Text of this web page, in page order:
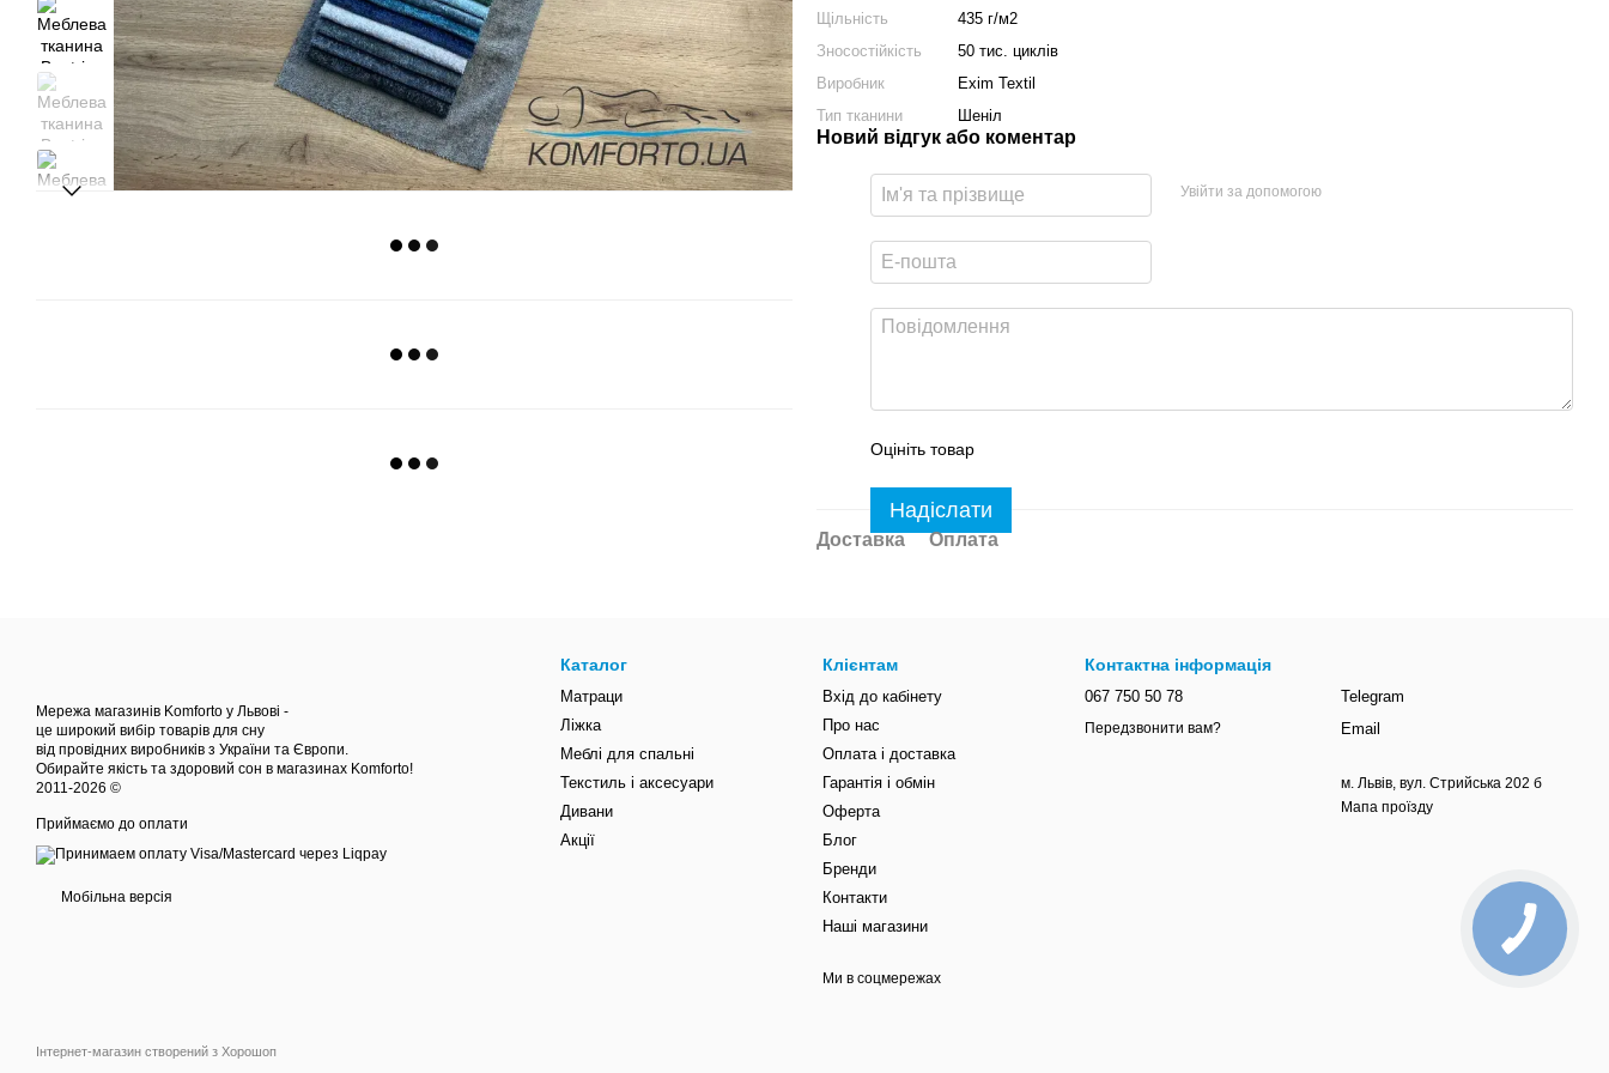
Щільність
435 г/м2
Зносостійкість
50 тис. циклів
Виробник
Exim Textil
Тип тканини
Шеніл
Новий відгук або коментар
Увійти за допомогою
Оцініть товар
Надіслати
Доставка Оплата
Мережа магазинів Komforto у Львові -
це широкий вибір товарів для сну
від провідних виробників з України та Європи.
Обирайте якість та здоровий сон в магазинах Komforto!
2011-2026 ©
Приймаємо до оплати
Мобільна версія
Інтернет-магазин створений з Хорошоп
Каталог
Матраци
Ліжка
Меблі для спальні
Текстиль і аксесуари
Дивани
Акції
Клієнтам
Вхід до кабінету
Про нас
Оплата і доставка
Гарантія і обмін
Оферта
Блог
Бренди
Контакти
Наші магазини
Ми в соцмережах
Контактна інформація
067 750 50 78
Передзвонити вам?
Telegram
Email
м. Львів, вул. Стрийська 202 б
Мапа проїзду